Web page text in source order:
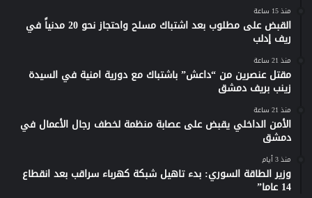
منذ 15 ساعة
القبض على مطلوب بعد اشتباك مسلح واحتجاز نحو 20 مدنياً في
ريف إدلب
منذ 21 ساعة
مقتل عنصرين من “داعش” باشتباك مع دورية امنية في السيدة
زينب بريف دمشق
منذ 21 ساعة
الأمن الداخلي يقبض على عصابة منظمة لخطف رجال الأعمال في
دمشق
منذ 3 أيام
وزير الطاقة السوري: بدء تاهيل شبكة كهرباء سراقب بعد انقطاع
14 عاما”